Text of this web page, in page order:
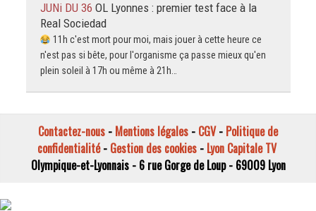
JUNi DU 36 OL Lyonnes : premier test face à la
Real Sociedad
11h c'est mort pour moi, mais jouer à cette heure ce
n'est pas si bête, pour l'organisme ça passe mieux qu'en
plein soleil à 17h ou même à 21h…
Contactez-nous - Mentions légales - CGV- Politique de
confidentialité- Gestion des cookies- Lyon Capitale TV
Olympique-et-Lyonnais - 6 rue Gorge de Loup - 69009 Lyon